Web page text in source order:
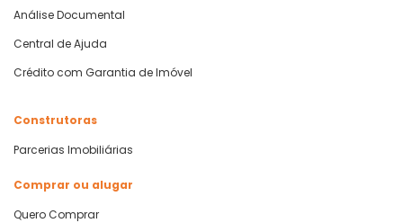
Análise Documental
Central de Ajuda
Crédito com Garantia de Imóvel
Construtoras
Parcerias Imobiliárias
Comprar ou alugar
Quero Comprar